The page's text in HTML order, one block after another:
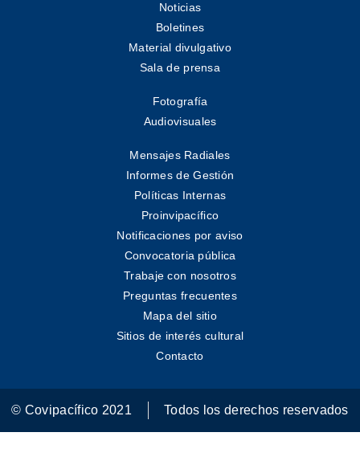
Noticias
Boletines
Material divulgativo
Sala de prensa
Fotografía
Audiovisuales
Mensajes Radiales
Informes de Gestión
Políticas Internas
Proinvipacífico
Notificaciones por aviso
Convocatoria pública
Trabaje con nosotros
Preguntas frecuentes
Mapa del sitio
Sitios de interés cultural
Contacto
© Covipacífico 2021 Todos los derechos reservados